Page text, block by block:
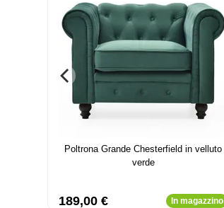
Poltrona Grande Chesterfield in velluto
verde
189,00 € In magazzino